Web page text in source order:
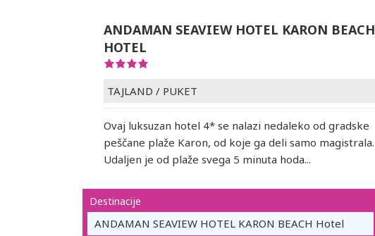
ANDAMAN SEAVIEW HOTEL KARON BEACH
HOTEL
TAJLAND / PUKET
Ovaj luksuzan hotel 4* se nalazi nedaleko od gradske
peščane plaže Karon, od koje ga deli samo magistrala.
Udaljen je od plaže svega 5 minuta hoda...
Destinacije
ANDAMAN SEAVIEW HOTEL KARON BEACH Hotel